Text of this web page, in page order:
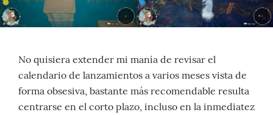
No quisiera extender mi manía de revisar el
calendario de lanzamientos a varios meses vista de
forma obsesiva, bastante más recomendable resulta
centrarse en el corto plazo, incluso en la inmediatez